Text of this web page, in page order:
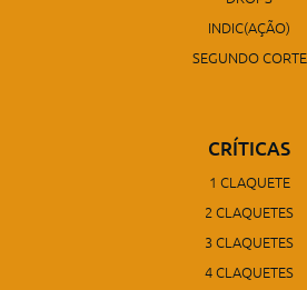
INDIC(AÇÃO)
SEGUNDO CORTE
CRÍTICAS
1 CLAQUETE
2 CLAQUETES
3 CLAQUETES
4 CLAQUETES